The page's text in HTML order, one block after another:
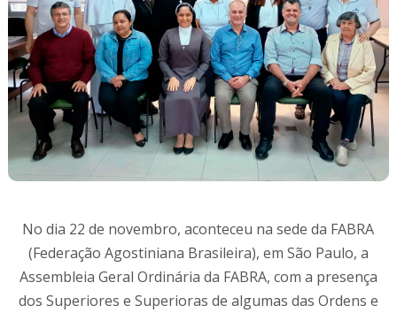
No dia 22 de novembro, aconteceu na sede da FABRA
(Federação Agostiniana Brasileira), em São Paulo, a
Assembleia Geral Ordinária da FABRA, com a presença
dos Superiores e Superioras de algumas das Ordens e